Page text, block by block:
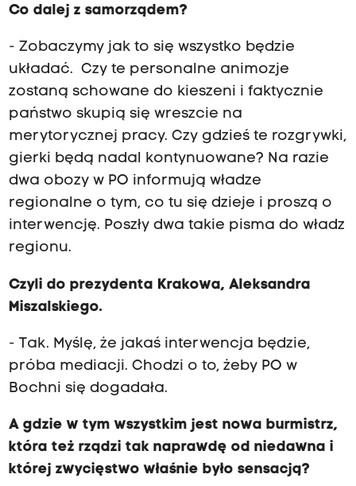
Co dalej z samorządem?
- Zobaczymy jak to się wszystko będzie
układać. Czy te personalne animozje
zostaną schowane do kieszeni i faktycznie
państwo skupią się wreszcie na
merytorycznej pracy. Czy gdzieś te rozgrywki,
gierki będą nadal kontynuowane? Na razie
dwa obozy w PO informują władze
regionalne o tym, co tu się dzieje i proszą o
interwencję. Poszły dwa takie pisma do władz
regionu.
Czyli do prezydenta Krakowa, Aleksandra
Miszalskiego.
- Tak. Myślę, że jakaś interwencja będzie,
próba mediacji. Chodzi o to, żeby PO w
Bochni się dogadała.
A gdzie w tym wszystkim jest nowa burmistrz,
która też rządzi tak naprawdę od niedawna i
której zwycięstwo właśnie było sensacją?